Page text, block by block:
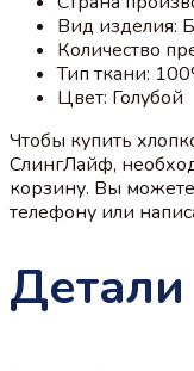
Вид изделия:
Количество
Тип ткани:
Цвет: Голубой
Чтобы купить
СлингЛайф,
корзину. Вы
телефону или
Детали